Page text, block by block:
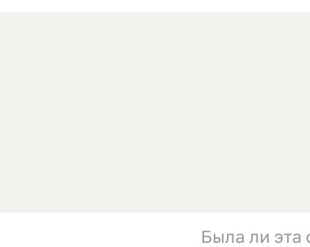
Была ли эта